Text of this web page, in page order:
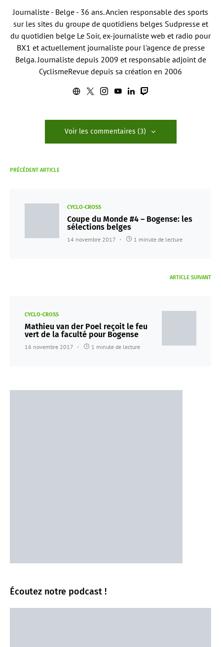
Journaliste - Belge - 36 ans. Ancien responsable des sports
sur les sites du groupe de quotidiens belges Sudpresse et
du quotidien belge Le Soir, ex-journaliste web et radio pour
BX1 et actuellement journaliste pour l'agence de presse
Belga. Journaliste depuis 2009 et responsable adjoint de
CyclismeRevue depuis sa création en 2006
Voir les commentaires (3)
PRÉCÉDENT ARTICLE
CYCLO-CROSS
Coupe du Monde #4 – Bogense: les
sélections belges
14 novembre 2017 1 minute de lecture
ARTICLE SUIVANT
CYCLO-CROSS
Mathieu van der Poel reçoit le feu
vert de la faculté pour Bogense
16 novembre 2017 1 minute de lecture
Écoutez notre podcast !